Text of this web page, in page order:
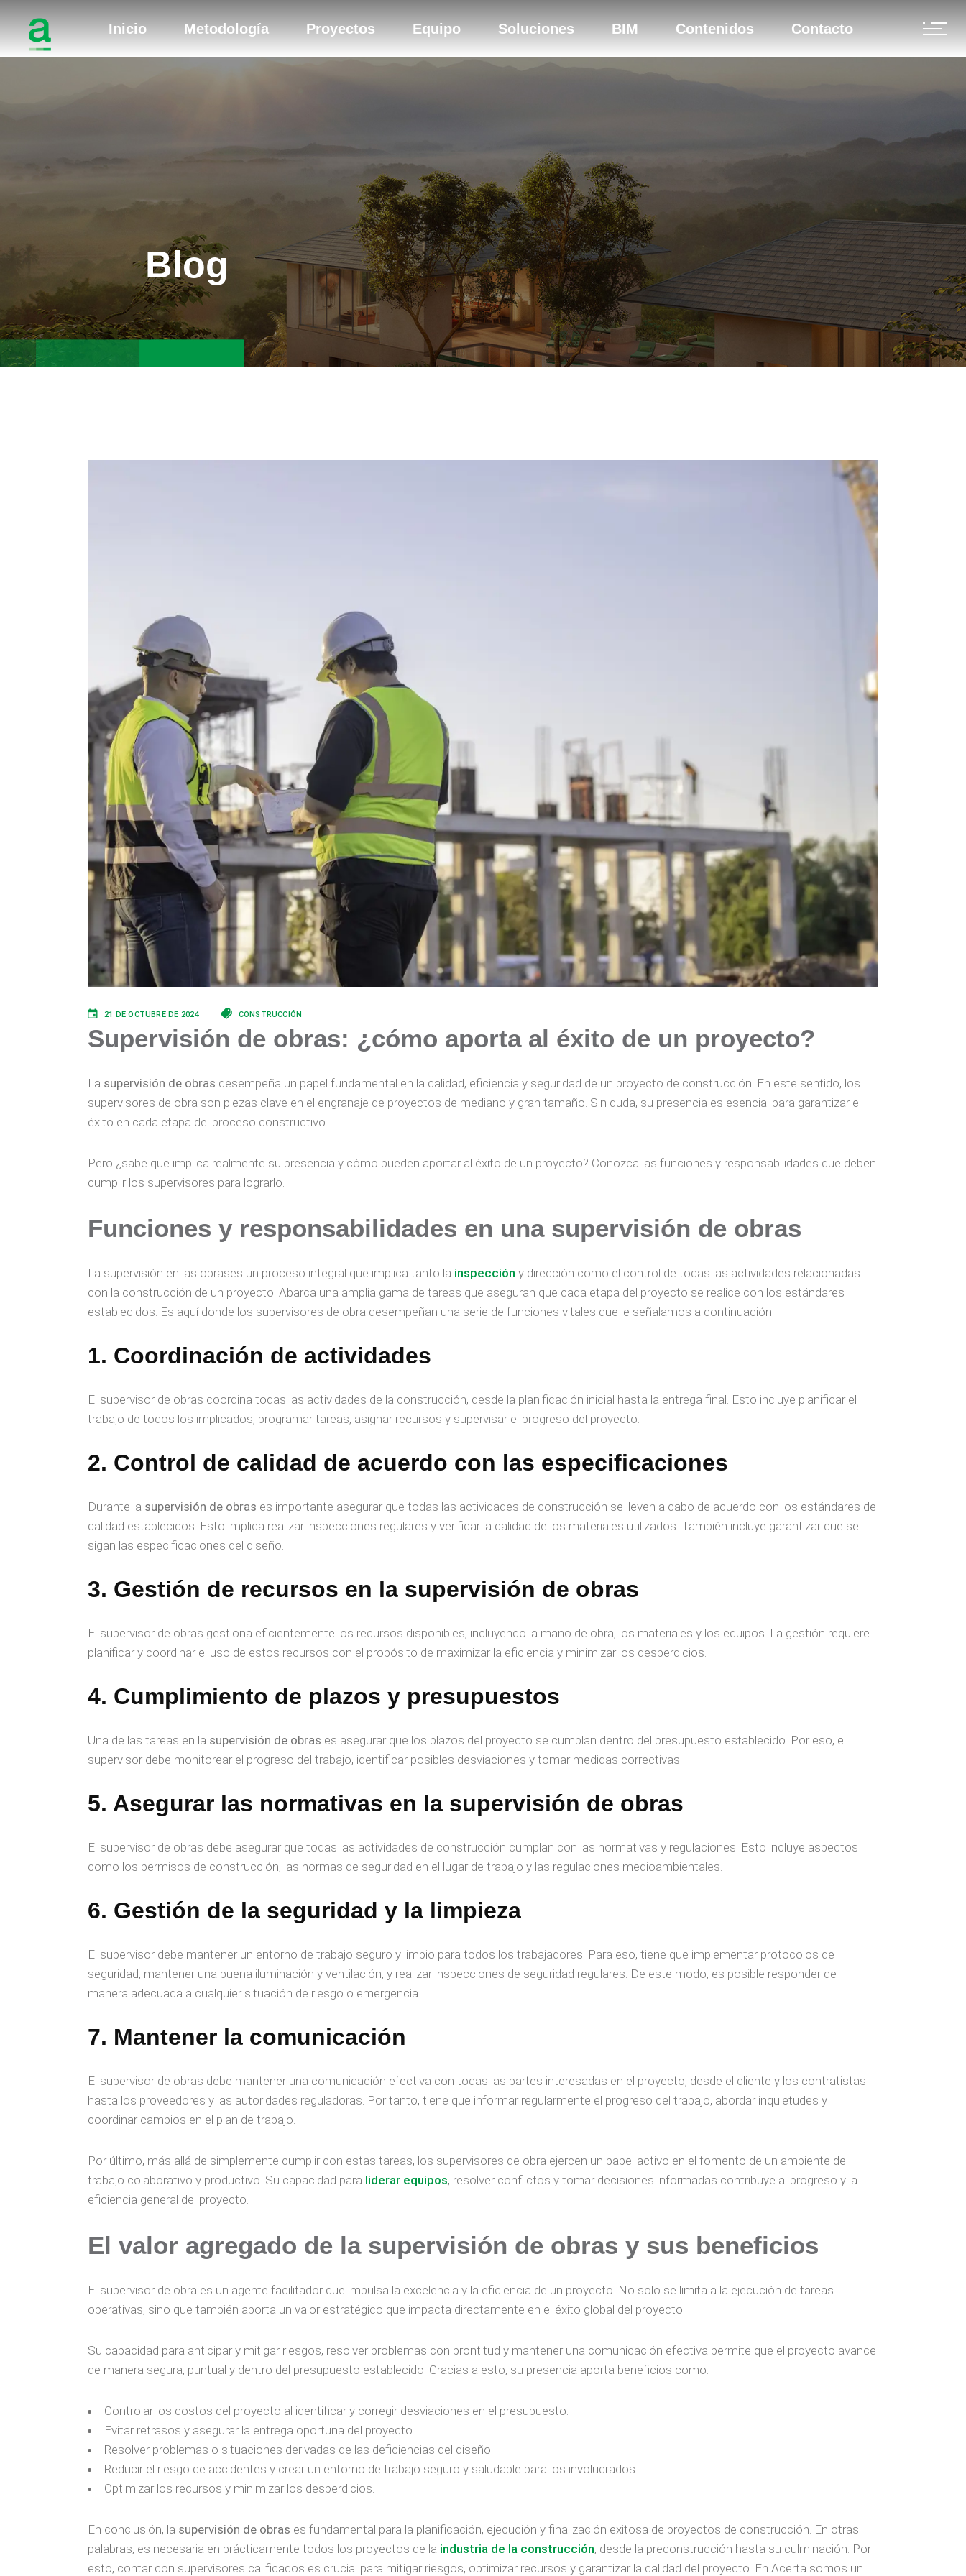
Inicio Metodología Proyectos Equipo Soluciones BIM Contenidos Contacto
Blog
21 DE OCTUBRE DE 2024 CONSTRUCCIÓN
Supervisión de obras: ¿cómo aporta al éxito de un proyecto?
La supervisión de obras desempeña un papel fundamental en la calidad, eficiencia y seguridad de un proyecto de construcción. En este sentido, los
supervisores de obra son piezas clave en el engranaje de proyectos de mediano y gran tamaño. Sin duda, su presencia es esencial para garantizar el
éxito en cada etapa del proceso constructivo.
Pero ¿sabe que implica realmente su presencia y cómo pueden aportar al éxito de un proyecto? Conozca las funciones y responsabilidades que deben
cumplir los supervisores para lograrlo.
Funciones y responsabilidades en una supervisión de obras
La supervisión en las obrases un proceso integral que implica tanto la inspección y dirección como el control de todas las actividades relacionadas
con la construcción de un proyecto. Abarca una amplia gama de tareas que aseguran que cada etapa del proyecto se realice con los estándares
establecidos. Es aquí donde los supervisores de obra desempeñan una serie de funciones vitales que le señalamos a continuación.
1. Coordinación de actividades
El supervisor de obras coordina todas las actividades de la construcción, desde la planificación inicial hasta la entrega final. Esto incluye planificar el
trabajo de todos los implicados, programar tareas, asignar recursos y supervisar el progreso del proyecto.
2. Control de calidad de acuerdo con las especificaciones
Durante la supervisión de obras es importante asegurar que todas las actividades de construcción se lleven a cabo de acuerdo con los estándares de
calidad establecidos. Esto implica realizar inspecciones regulares y verificar la calidad de los materiales utilizados. También incluye garantizar que se
sigan las especificaciones del diseño.
3. Gestión de recursos en la supervisión de obras
El supervisor de obras gestiona eficientemente los recursos disponibles, incluyendo la mano de obra, los materiales y los equipos. La gestión requiere
planificar y coordinar el uso de estos recursos con el propósito de maximizar la eficiencia y minimizar los desperdicios.
4. Cumplimiento de plazos y presupuestos
Una de las tareas en la supervisión de obras es asegurar que los plazos del proyecto se cumplan dentro del presupuesto establecido. Por eso, el
supervisor debe monitorear el progreso del trabajo, identificar posibles desviaciones y tomar medidas correctivas.
5. Asegurar las normativas en la supervisión de obras
El supervisor de obras debe asegurar que todas las actividades de construcción cumplan con las normativas y regulaciones. Esto incluye aspectos
como los permisos de construcción, las normas de seguridad en el lugar de trabajo y las regulaciones medioambientales.
6. Gestión de la seguridad y la limpieza
El supervisor debe mantener un entorno de trabajo seguro y limpio para todos los trabajadores. Para eso, tiene que implementar protocolos de
seguridad, mantener una buena iluminación y ventilación, y realizar inspecciones de seguridad regulares. De este modo, es posible responder de
manera adecuada a cualquier situación de riesgo o emergencia.
7. Mantener la comunicación
El supervisor de obras debe mantener una comunicación efectiva con todas las partes interesadas en el proyecto, desde el cliente y los contratistas
hasta los proveedores y las autoridades reguladoras. Por tanto, tiene que informar regularmente el progreso del trabajo, abordar inquietudes y
coordinar cambios en el plan de trabajo.
Por último, más allá de simplemente cumplir con estas tareas, los supervisores de obra ejercen un papel activo en el fomento de un ambiente de
trabajo colaborativo y productivo. Su capacidad para liderar equipos, resolver conflictos y tomar decisiones informadas contribuye al progreso y la
eficiencia general del proyecto.
El valor agregado de la supervisión de obras y sus beneficios
El supervisor de obra es un agente facilitador que impulsa la excelencia y la eficiencia de un proyecto. No solo se limita a la ejecución de tareas
operativas, sino que también aporta un valor estratégico que impacta directamente en el éxito global del proyecto.
Su capacidad para anticipar y mitigar riesgos, resolver problemas con prontitud y mantener una comunicación efectiva permite que el proyecto avance
de manera segura, puntual y dentro del presupuesto establecido. Gracias a esto, su presencia aporta beneficios como:
Controlar los costos del proyecto al identificar y corregir desviaciones en el presupuesto.
Evitar retrasos y asegurar la entrega oportuna del proyecto.
Resolver problemas o situaciones derivadas de las deficiencias del diseño.
Reducir el riesgo de accidentes y crear un entorno de trabajo seguro y saludable para los involucrados.
Optimizar los recursos y minimizar los desperdicios.
En conclusión, la supervisión de obras es fundamental para la planificación, ejecución y finalización exitosa de proyectos de construcción. En otras
palabras, es necesaria en prácticamente todos los proyectos de la industria de la construcción, desde la preconstrucción hasta su culminación. Por
esto, contar con supervisores calificados es crucial para mitigar riesgos, optimizar recursos y garantizar la calidad del proyecto. En Acerta somos un